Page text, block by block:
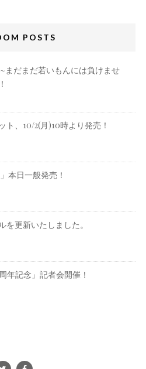
POSTS
~まだまだ若いもんには負けませ
ト、10/2(月)10時より発売！
本日一般発売！
を更新いたしました。
年記念」記者会開催！